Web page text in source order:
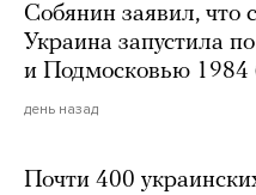
Собянин заявил, что
Украина запустила
и Подмосковью 1984
день назад
Почти 400